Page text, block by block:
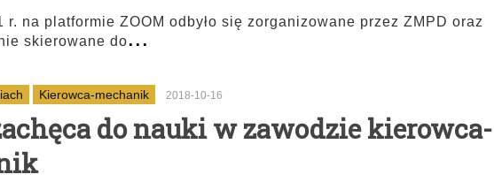
r. na platformie ZOOM odbyło się zorganizowane przez ZMPD oraz
skierowane do...
Kierowca-mechanik 2018-10-16
do nauki w zawodzie kierowca-